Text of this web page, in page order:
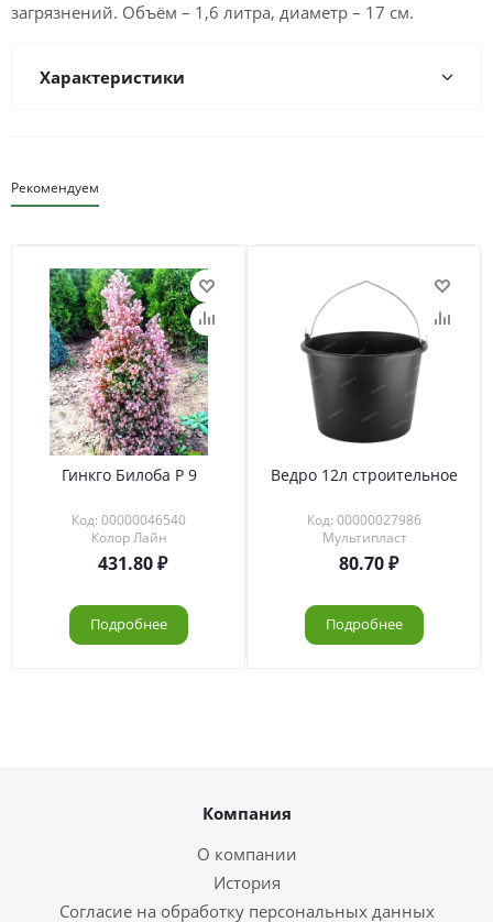
загрязнений. Объём – 1,6 литра, диаметр – 17 см.
Характеристики
Рекомендуем
Гинкго Билоба Р 9
Код: 00000046540
Колор Лайн
431.80
Подробнее
Ведро 12л строительное
Код: 00000027986
Мультипласт
80.70
Подробнее
Компания
О компании
История
Согласие на обработку персональных данных